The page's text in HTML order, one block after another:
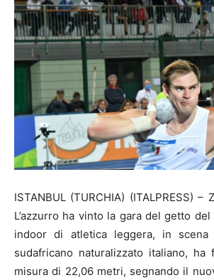
ISTANBUL (TURCHIA) (ITALPRESS) –
L’azzurro ha vinto la gara del getto
indoor di atletica leggera, in scena
sudafricano naturalizzato italiano,
misura di 22,06 metri, segnando il